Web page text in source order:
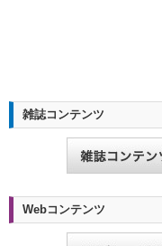
雑誌コンテンツ
Webコンテンツ